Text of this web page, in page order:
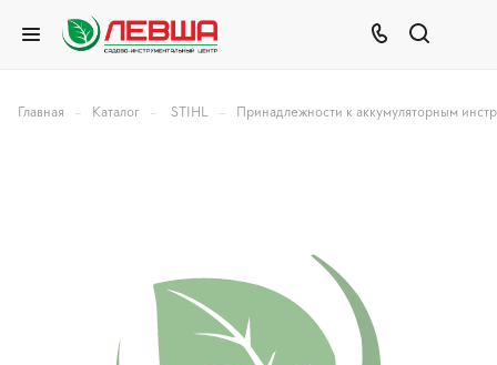
Главная – Каталог – STIHL – Принадлежности к аккумуляторным